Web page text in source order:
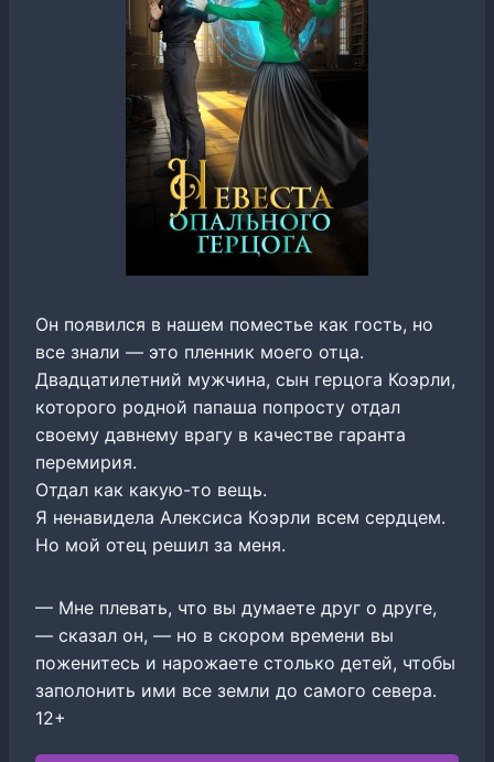
Он появился в нашем поместье как гость, но
все знали — это пленник моего отца.
Двадцатилетний мужчина, сын герцога Коэрли,
которого родной папаша попросту отдал
своему давнему врагу в качестве гаранта
перемирия.
Отдал как какую-то вещь.
Я ненавидела Алексиса Коэрли всем сердцем.
Но мой отец решил за меня.
— Мне плевать, что вы думаете друг о друге,
— сказал он, — но в скором времени вы
поженитесь и нарожаете столько детей, чтобы
заполонить ими все земли до самого севера.
12+